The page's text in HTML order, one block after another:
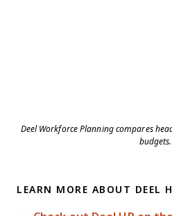
Deel Workforce Planning compares
budgets.
LEARN MORE ABOUT DEEL